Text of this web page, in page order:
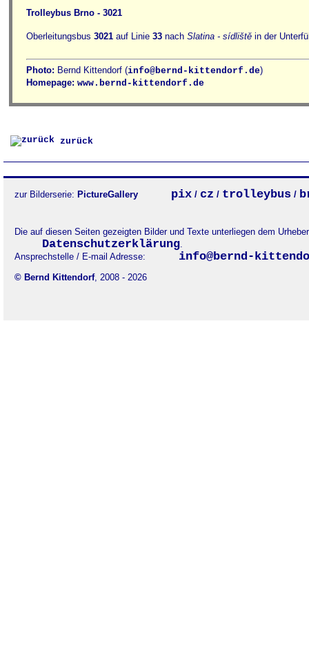
Trolleybus Brno - 3021
Oberleitungsbus 3021 auf Linie 33 nach Slatina - sídliště in der
Photo: Bernd Kittendorf (info@bernd-kittendorf.de)
Homepage: www.bernd-kittendorf.de
zurück
zur Bilderserie: PictureGallery pix / cz / trolleybus /
Die auf diesen Seiten gezeigten Bilder und Texte unterliegen dem
Datenschutzerklärung.
Ansprechstelle / E-mail Adresse:
info@bernd-
© Bernd Kittendorf, 2008 - 2026